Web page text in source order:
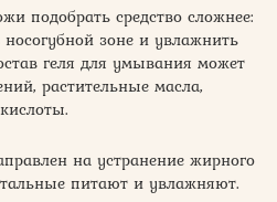
подобрать средство сложнее:
зоне и увлажнить
геля для умывания может
растительные масла,
на устранение жирного
питают и увлажняют.